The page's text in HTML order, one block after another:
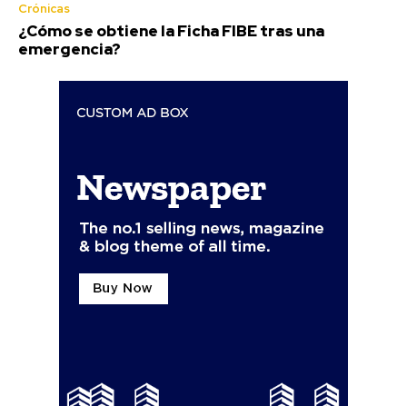
Crónicas
¿Cómo se obtiene la Ficha FIBE tras una
emergencia?